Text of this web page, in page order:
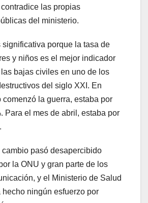
contradice las propias
del ministerio.
significativa porque la tasa de
y niños es el mejor indicador
bajas civiles en uno de los
del siglo XXI. En
comenzó la guerra, estaba por
Para el mes de abril, estaba por
cambio pasó desapercibido
la ONU y gran parte de los
y el Ministerio de Salud
ningún esfuerzo por